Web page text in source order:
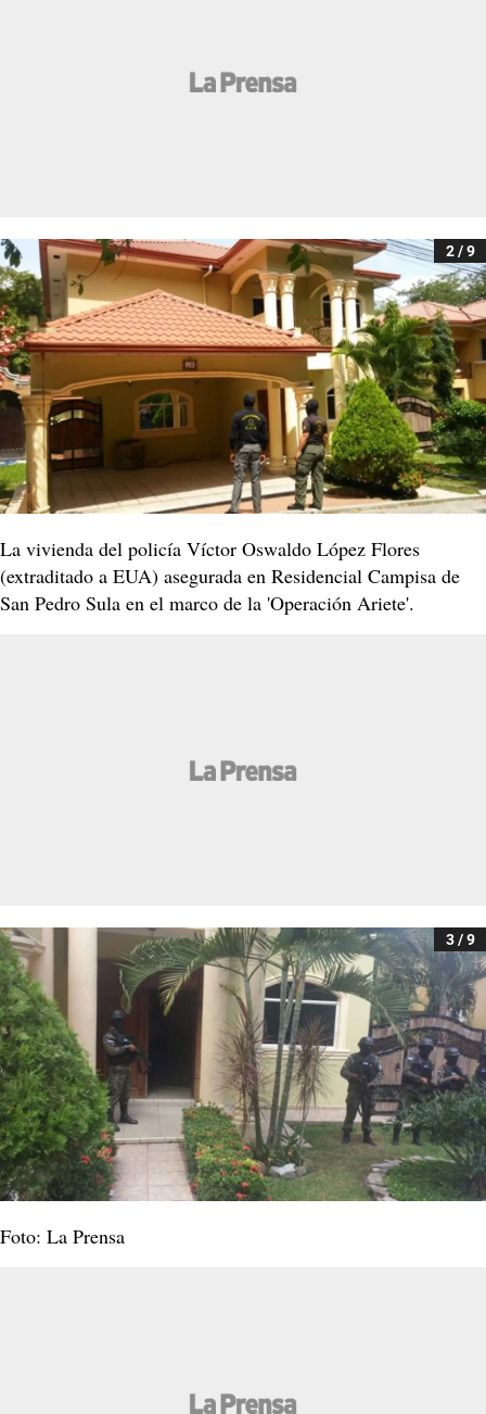
2 / 9
La vivienda del policía Víctor Oswaldo López Flores
(extraditado a EUA) asegurada en Residencial Campisa de
San Pedro Sula en el marco de la 'Operación Ariete'.
3 / 9
Foto: La Prensa